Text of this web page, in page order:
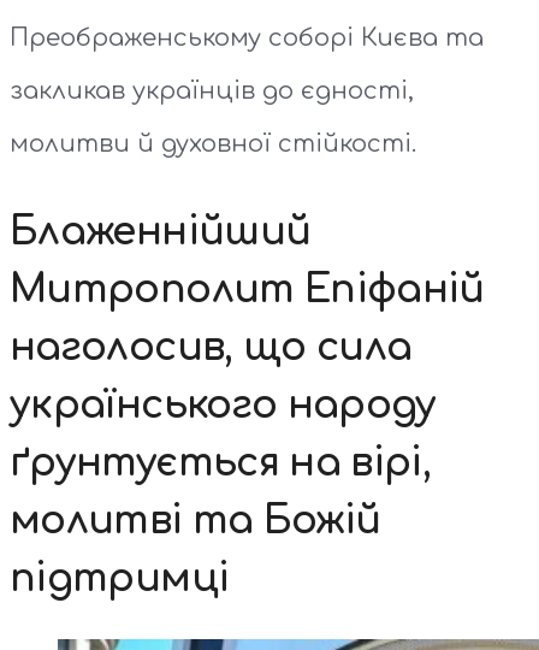
Преображенському соборі Києва та
закликав українців до єдності,
молитви й духовної стійкості.
Блаженнійший
Митрополит Епіфаній
наголосив, що сила
українського народу
ґрунтується на вірі,
молитві та Божій
підтримці